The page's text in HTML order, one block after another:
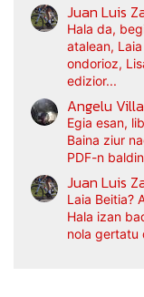
Juan Luis
Hala da,
atalean,
ondorioz,
edizior...
Angelu Villa
Egia esan,
Baina ziur
PDF-n
Juan Luis
Laia Beitia?
Hala izan
nola gertatu